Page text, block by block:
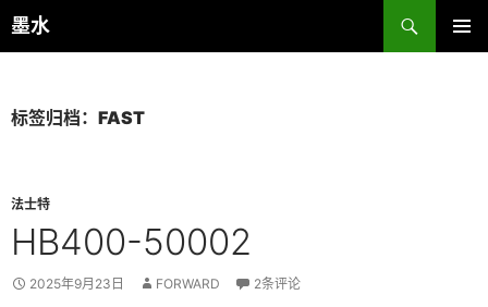
跳
至
墨水
搜
索
标签归档：FAST
法士特
HB400-50002
2025年9月23日 FORWARD 2条评论